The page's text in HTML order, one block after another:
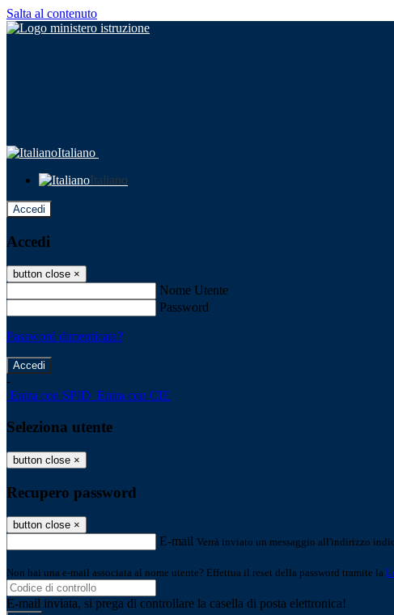
Salta al contenuto
Italiano
Italiano
Accedi
Accedi
button close ×
Nome Utente
Password
Password dimenticata?
-
Entra con SPID Entra con CIE
Seleziona utente
button close ×
Recupero password
button close ×
E-mail Verrà inviato un messaggio all'indirizzo
Non hai una e-mail associata al nome utente? Effettua il reset della password tramite la
E-mail inviata, si prega di controllare la casella di posta elettronica!